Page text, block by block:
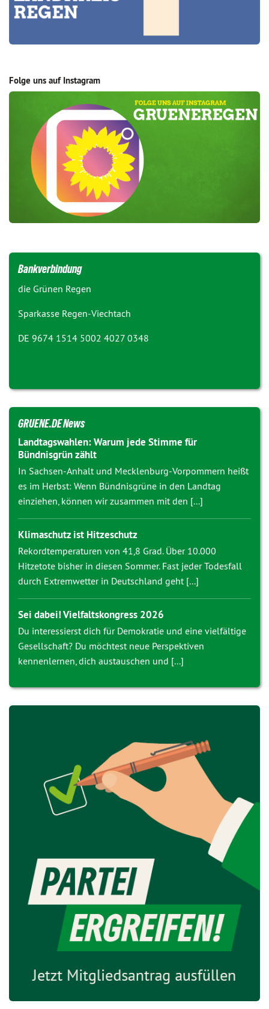
Folge uns auf Instagram
Bankverbindung
die Grünen Regen
Sparkasse Regen-Viechtach
DE 9674 1514 5002 4027 0348
GRUENE.DE News
Landtagswahlen: Warum jede Stimme für
Bündnisgrün zählt
In Sachsen-Anhalt und Mecklenburg-Vorpommern heißt
es im Herbst: Wenn Bündnisgrüne in den Landtag
einziehen, können wir zusammen mit den [...]
Klimaschutz ist Hitzeschutz
Rekordtemperaturen von 41,8 Grad. Über 10.000
Hitzetote bisher in diesen Sommer. Fast jeder Todesfall
durch Extremwetter in Deutschland geht [...]
Sei dabei! Vielfaltskongress 2026
Du interessierst dich für Demokratie und eine vielfältige
Gesellschaft? Du möchtest neue Perspektiven
kennenlernen, dich austauschen und [...]